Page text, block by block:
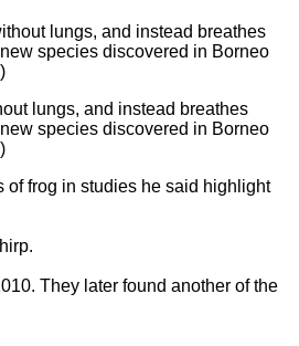
lungs, and instead breathes
species discovered in Borneo
frog in studies he said highlight
They later found another of the